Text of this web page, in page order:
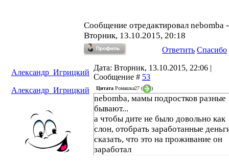
Сообщение отредактировал nebomba -
Вторник, 13.10.2015, 20:18
Ответить Спасибо
Александр_Игрицкий
Дата: Вторник, 13.10.2015, 22:06 |
Сообщение # 53
Александр_Игрицкий
Цитата Ромашка27 ( )
nebomba, мамы подростков разные
бывают...
а чтобы дите не было довольно как
слон, отобрать заработанные
сказать, что это на проживание он
заработал